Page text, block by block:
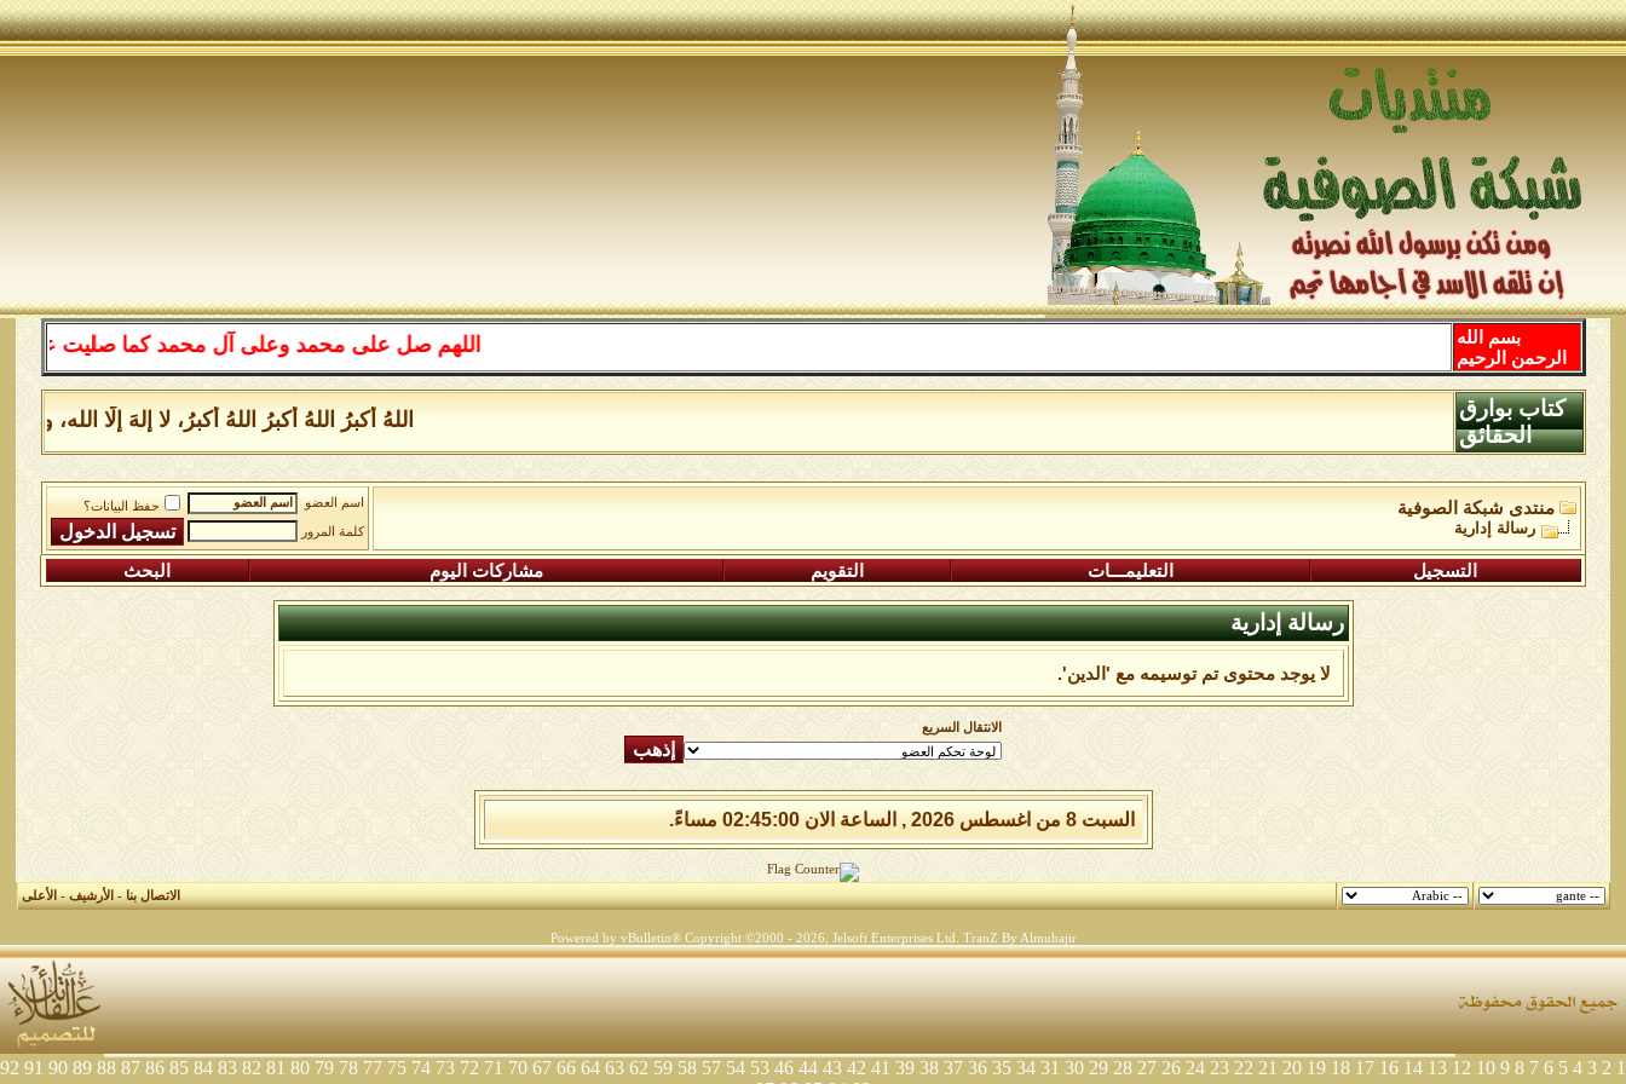
اللهم صل على محمد وعلى آل محمد كما صليت على
بسم الله
الرحمن الرحيم
اللهُ أكبرُ اللهُ أكبرُ اللهُ أكبرُ، لا إلهَ إلَّا الله،
كتاب بوارق
الحقائق
منتدى شبكة الصوفية
رسالة إدارية
اسم العضو
حفظ البيانات؟
كلمة المرور
التسجيل التعليمـــات التقويم مشاركات اليوم البحث
رسالة إدارية
لا يوجد محتوى تم توسيمه مع 'الدين'.
الانتقال السريع
السبت 8 من اغسطس 2026 , الساعة الان 02:45:00 مساءً.
الاتصال بنا-الأرشيف-الأعلى
Powered by vBulletin® Copyright ©2000 - 2026, Jelsoft Enterprises Ltd. TranZ By Almuhajir
1
2
3
4
5
6
7
8
9
10
12
13
14
16
17
18
19
20
21
22
23
24
26
27
28
29
30
31
34
35
36
37
38
39
41
42
43
44
46
53
54
57
58
59
62
63
64
66
67
70
71
72
73
74
75
77
78
79
80
81
82
83
84
85
86
87
88
89
90
91
92